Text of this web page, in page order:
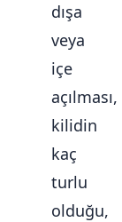
dışa
veya
içe
açılması,
kilidin
kaç
turlu
olduğu,